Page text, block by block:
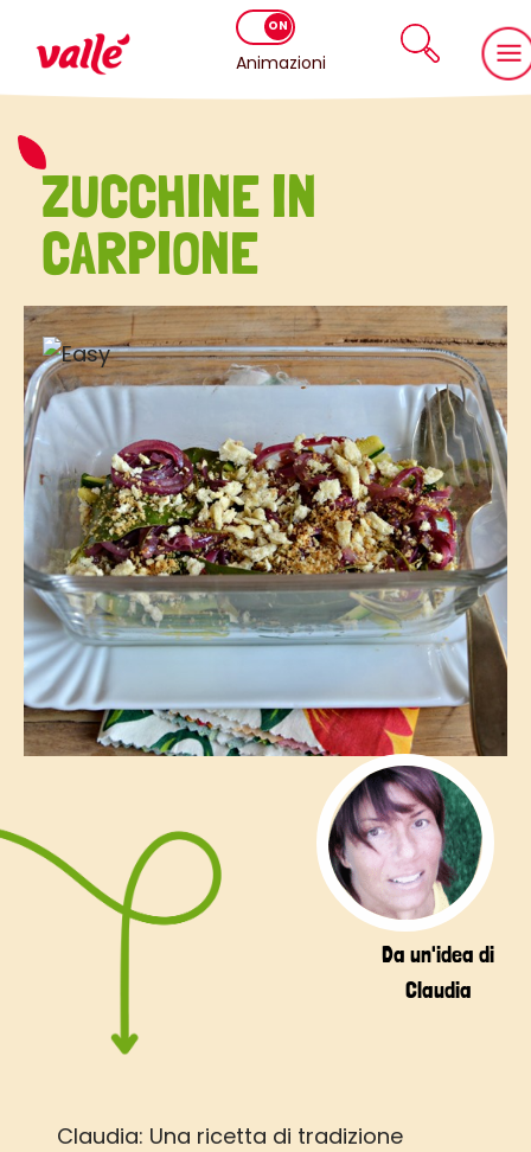
Animazioni
ZUCCHINE IN
CARPIONE
Da un'idea di
Claudia
Claudia: Una ricetta di tradizione